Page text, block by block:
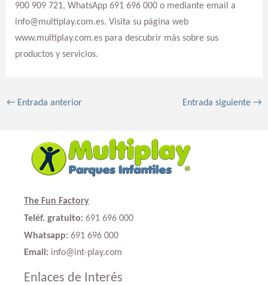
900 909 721, WhatsApp 691 696 000 o mediante email a
info@multiplay.com.es. Visita su página web
www.multiplay.com.es para descubrir más sobre sus
productos y servicios.
←Entrada anterior Entrada siguiente→
The Fun Factory
Teléf. gratuito: 691 696 000
Whatsapp: 691 696 000
Email: info@int-play.com
Enlaces de Interés